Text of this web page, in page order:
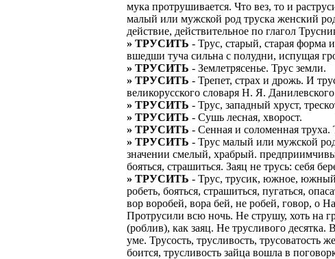
ПРОЦЕСС
приглашение от
работодателем
Лицензия по
ВОЗМОЖНО
Также смотрите
А также
упаковщик,
# работа за границей
# работа за рубежом
# трудоустройство за
# трудоустройство за
ЗАДАЧИ
Доставлять
Подписывать
картами банка.
В ходе консультации
установке
Пожалуйста, НЕ
Опыт не нужен, но
региональный
курьер документов,
В таких банках, как
Открытие, Почта
А также в
мука протрушивается. Что вез, то и
малый или мужской род труска женский
действие, действительное по глагол
» ТРУСИТЬ - Трус, старый, старая форма
вшедши туча сильна с полудни, испущая
» ТРУСИТЬ - Землетрясенье. Трус земли.
» ТРУСИТЬ - Трепет, страх и дрожь. И
великорусского словаря Н. Я.
» ТРУСИТЬ - Трус, западный хруст,
» ТРУСИТЬ - Сушь лесная, хворост.
» ТРУСИТЬ - Сенная и соломенная
» ТРУСИТЬ - Трус малый или мужской
значении смелый, храбрый.
бояться, страшиться. Заяц не трусь: себя
» ТРУСИТЬ - Трус, трусик, южное,
робеть, бояться, страшиться, пугаться,
вор воробей, вора бей, не робей, говор, о
Протрусили всю ночь. Не струшу, хоть на
(роблив), как заяц. Не трусливого десятка.
уме. Трусость, трусливость, трусоватость
боится, трусливость зайца вошла в